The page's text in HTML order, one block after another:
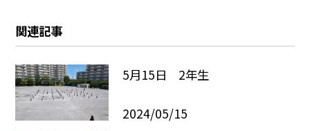
関連記事
5月15日 2年生
2024/05/15